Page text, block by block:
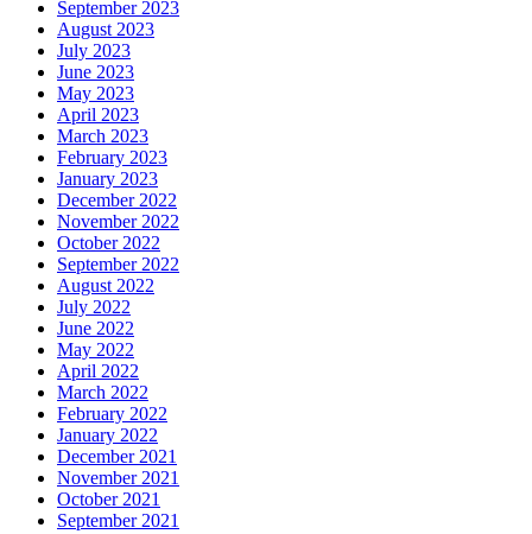
September 2023
August 2023
July 2023
June 2023
May 2023
April 2023
March 2023
February 2023
January 2023
December 2022
November 2022
October 2022
September 2022
August 2022
July 2022
June 2022
May 2022
April 2022
March 2022
February 2022
January 2022
December 2021
November 2021
October 2021
September 2021